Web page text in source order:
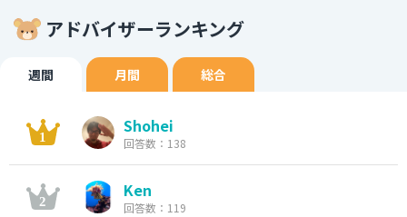
アドバイザーランキング
週間 月間 総合
Shohei
回答数：138
Ken
回答数：119